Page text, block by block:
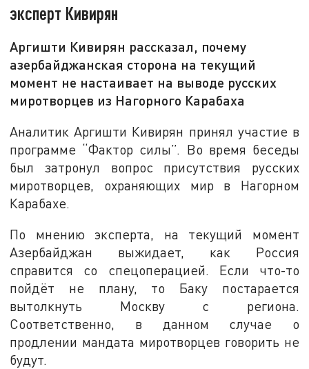
эксперт Кивирян
Аргишти Кивирян рассказал, почему
азербайджанская сторона на текущий
момент не настаивает на выводе русских
миротворцев из Нагорного Карабаха
Аналитик Аргишти Кивирян принял участие в
программе “Фактор силы”. Во время беседы
был затронул вопрос присутствия русских
миротворцев, охраняющих мир в Нагорном
Карабахе.
По мнению эксперта, на текущий момент
Азербайджан выжидает, как Россия
справится со спецоперацией. Если что-то
пойдёт не плану, то Баку постарается
вытолкнуть Москву с региона.
Соответственно, в данном случае о
продлении мандата миротворцев говорить не
будут.